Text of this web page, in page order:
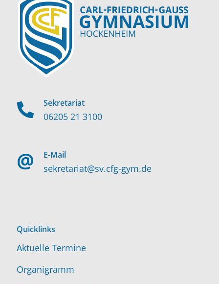
Sekretariat
06205 21 3100
E-Mail
sekretariat@sv.cfg-gym.de
Quicklinks
Aktuelle Termine
Organigramm